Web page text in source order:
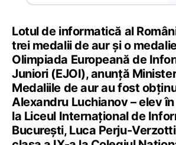
Lotul de informatică al
trei medalii de aur și o
Olimpiada Europeană de
Juniori (EJOI), anunță
Medaliile de aur au fost
Alexandru Luchianov – elev
la Liceul Internațional de
Bucureşti, Luca Perju-